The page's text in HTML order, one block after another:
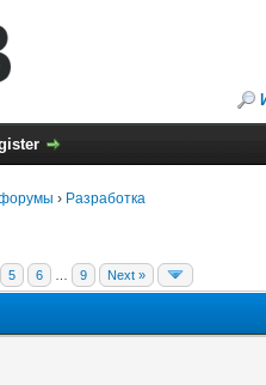
› Разработка
5 6 9 Next »